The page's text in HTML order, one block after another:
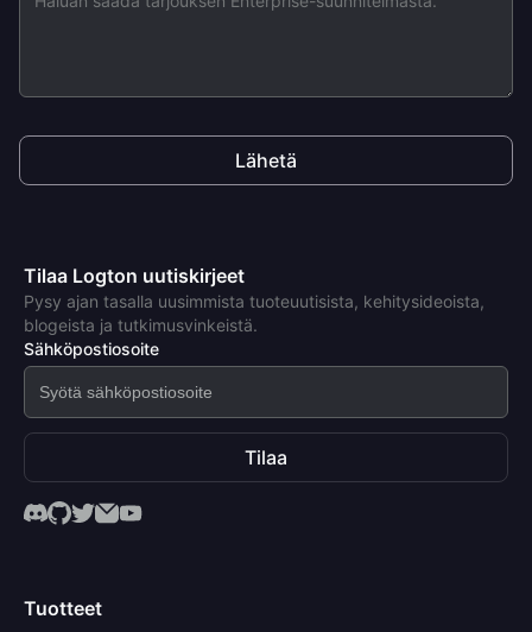
Lähetä
Tilaa Logton uutiskirjeet
Pysy ajan tasalla uusimmista tuoteuutisista, kehitysideoista,
blogeista ja tutkimusvinkeistä.
Sähköpostiosoite
Tilaa
Tuotteet